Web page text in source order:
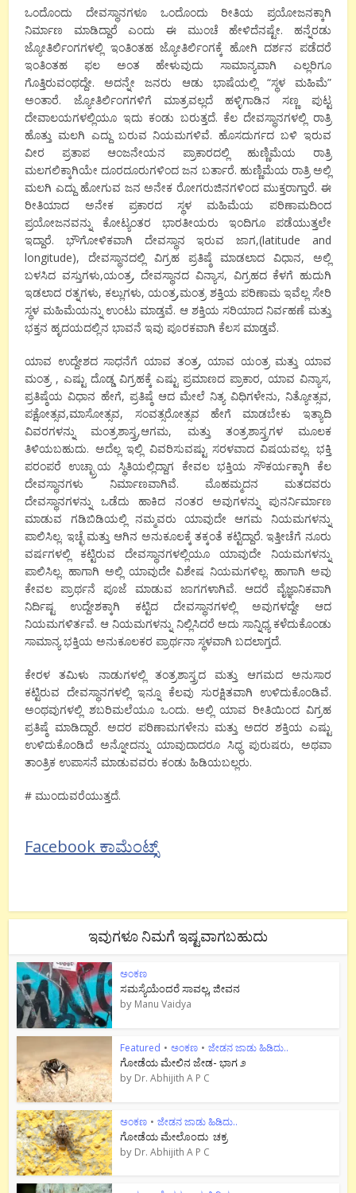
ಒಂದೊಂದು ದೇವಸ್ಥಾನಗಳೂ ಒಂದೊಂದು ರೀತಿಯ ಪ್ರಯೋಜನಕ್ಕಾಗಿ
ನಿರ್ಮಾಣ ಮಾಡಿದ್ದಾರೆ ಎಂದು ಈ ಮುಂಚೆ ಹೇಳಿದೆನಷ್ಟೇ. ಹನ್ನೆರಡು
ಜ್ಯೋತಿರ್ಲಿಂಗಗಳಲ್ಲಿ ಇಂತಿಂತಹ ಜ್ಯೋತಿರ್ಲಿಂಗಕ್ಕೆ ಹೋಗಿ ದರ್ಶನ ಪಡೆದರೆ
ಇಂತಿಂತಹ ಫಲ ಅಂತ ಹೇಳುವುದು ಸಾಮಾನ್ಯವಾಗಿ ಎಲ್ಲರಿಗೂ
ಗೊತ್ತಿರುವಂಥದ್ದೇ. ಅದನ್ನೇ ಜನರು ಆಡು ಭಾಷೆಯಲ್ಲಿ “ಸ್ಥಳ ಮಹಿಮೆ”
ಅಂತಾರೆ. ಜ್ಯೋತಿರ್ಲಿಂಗಗಳಿಗೆ ಮಾತ್ರವಲ್ಲದೆ ಹಳ್ಳಿಗಾಡಿನ ಸಣ್ಣ ಪುಟ್ಟ
ದೇವಾಲಯಗಳಲ್ಲಿಯೂ ಇದು ಕಂಡು ಬರುತ್ತದೆ. ಕೆಲ ದೇವಸ್ಥಾನಗಳಲ್ಲಿ ರಾತ್ರಿ
ಹೊತ್ತು ಮಲಗಿ ಎದ್ದು ಬರುವ ನಿಯಮಗಳಿವೆ. ಹೊಸದುರ್ಗದ ಬಳಿ ಇರುವ
ವೀರ ಪ್ರತಾಪ ಆಂಜನೇಯನ ಪ್ರಾಕಾರದಲ್ಲಿ ಹುಣ್ಣಿಮೆಯ ರಾತ್ರಿ
ಮಲಗಲಿಕ್ಕಾಗಿಯೇ ದೂರದೂರುಗಳಿಂದ ಜನ ಬರ್ತಾರೆ. ಹುಣ್ಣಿಮೆಯ ರಾತ್ರಿ ಅಲ್ಲಿ
ಮಲಗಿ ಎದ್ದು ಹೋಗುವ ಜನ ಅನೇಕ ರೋಗರುಜಿನಗಳಿಂದ ಮುಕ್ತರಾಗ್ತಾರೆ. ಈ
ರೀತಿಯಾದ ಅನೇಕ ಪ್ರಕಾರದ ಸ್ಥಳ ಮಹಿಮೆಯ ಪರಿಣಾಮದಿಂದ
ಪ್ರಯೋಜನವನ್ನು ಕೋಟ್ಯಂತರ ಭಾರತೀಯರು ಇಂದಿಗೂ ಪಡೆಯುತ್ತಲೇ
ಇದ್ದಾರೆ. ಭೌಗೋಳಿಕವಾಗಿ ದೇವಸ್ಥಾನ ಇರುವ ಜಾಗ,(latitude and
longitude), ದೇವಸ್ಥಾನದಲ್ಲಿ ವಿಗ್ರಹ ಪ್ರತಿಷ್ಠೆ ಮಾಡಲಾದ ವಿಧಾನ, ಅಲ್ಲಿ
ಬಳಸಿದ ವಸ್ತುಗಳು,ಯಂತ್ರ, ದೇವಸ್ಥಾನದ ವಿನ್ಯಾಸ, ವಿಗ್ರಹದ ಕೆಳಗೆ ಹುದುಗಿ
ಇಡಲಾದ ರತ್ನಗಳು, ಕಲ್ಲುಗಳು, ಯಂತ್ರ,ಮಂತ್ರ ಶಕ್ತಿಯ ಪರಿಣಾಮ ಇವೆಲ್ಲ ಸೇರಿ
ಸ್ಥಳ ಮಹಿಮೆಯನ್ನು ಉಂಟು ಮಾಡ್ತವೆ. ಆ ಶಕ್ತಿಯ ಸರಿಯಾದ ನಿರ್ವಹಣೆ ಮತ್ತು
ಭಕ್ತನ ಹೃದಯದಲ್ಲಿನ ಭಾವನೆ ಇವು ಪೂರಕವಾಗಿ ಕೆಲಸ ಮಾಡ್ತವೆ.
ಯಾವ ಉದ್ದೇಶದ ಸಾಧನೆಗೆ ಯಾವ ತಂತ್ರ, ಯಾವ ಯಂತ್ರ ಮತ್ತು ಯಾವ
ಮಂತ್ರ , ಎಷ್ಟು ದೊಡ್ಡ ವಿಗ್ರಹಕ್ಕೆ ಎಷ್ಟು ಪ್ರಮಾಣದ ಪ್ರಾಕಾರ, ಯಾವ ವಿನ್ಯಾಸ,
ಪ್ರತಿಷ್ಠೆಯ ವಿಧಾನ ಹೇಗೆ, ಪ್ರತಿಷ್ಠೆ ಆದ ಮೇಲೆ ನಿತ್ಯ ವಿಧಿಗಳೇನು, ನಿತ್ಯೋತ್ಸವ,
ಪಕ್ಷೋತ್ಸವ,ಮಾಸೋತ್ಸವ, ಸಂವತ್ಸರೋತ್ಸವ ಹೇಗೆ ಮಾಡಬೇಕು ಇತ್ಯಾದಿ
ವಿವರಗಳನ್ನು ಮಂತ್ರಶಾಸ್ತ್ರ,ಆಗಮ, ಮತ್ತು ತಂತ್ರಶಾಸ್ತ್ರಗಳ ಮೂಲಕ
ತಿಳಿಯಬಹುದು. ಅದೆಲ್ಲ ಇಲ್ಲಿ ವಿವರಿಸುವಷ್ಟು ಸರಳವಾದ ವಿಷಯವಲ್ಲ. ಭಕ್ತಿ
ಪರಂಪರೆ ಉಚ್ಛ್ರಾಯ ಸ್ಥಿತಿಯಲ್ಲಿದ್ದಾಗ ಕೇವಲ ಭಕ್ತಿಯ ಸೌಕರ್ಯಕ್ಕಾಗಿ ಕೆಲ
ದೇವಸ್ಥಾನಗಳು ನಿರ್ಮಾಣವಾಗಿವೆ. ಮೊಹಮ್ಮದನ ಮತದವರು
ದೇವಸ್ಥಾನಗಳನ್ನು ಒಡೆದು ಹಾಕಿದ ನಂತರ ಅವುಗಳನ್ನು ಪುನರ್ನಿರ್ಮಾಣ
ಮಾಡುವ ಗಡಿಬಿಡಿಯಲ್ಲಿ ನಮ್ಮವರು ಯಾವುದೇ ಆಗಮ ನಿಯಮಗಳನ್ನು
ಪಾಲಿಸಿಲ್ಲ. ಇಚ್ಛೆ ಮತ್ತು ಆಗಿನ ಅನುಕೂಲಕ್ಕೆ ತಕ್ಕಂತೆ ಕಟ್ಟಿದ್ದಾರೆ. ಇತ್ತೀಚೆಗೆ ನೂರು
ವರ್ಷಗಳಲ್ಲಿ ಕಟ್ಟಿರುವ ದೇವಸ್ಥಾನಗಳಲ್ಲಿಯೂ ಯಾವುದೇ ನಿಯಮಗಳನ್ನು
ಪಾಲಿಸಿಲ್ಲ. ಹಾಗಾಗಿ ಅಲ್ಲಿ ಯಾವುದೇ ವಿಶೇಷ ನಿಯಮಗಳಿಲ್ಲ. ಹಾಗಾಗಿ ಅವು
ಕೇವಲ ಪ್ರಾರ್ಥನೆ ಪೂಜೆ ಮಾಡುವ ಜಾಗಗಳಾಗಿವೆ. ಆದರೆ ವೈಜ್ಞಾನಿಕವಾಗಿ
ನಿರ್ದಿಷ್ಟ ಉದ್ದೇಶಕ್ಕಾಗಿ ಕಟ್ಟಿದ ದೇವಸ್ಥಾನಗಳಲ್ಲಿ ಅವುಗಳದ್ದೇ ಆದ
ನಿಯಮಗಳಿರ್ತವೆ. ಆ ನಿಯಮಗಳನ್ನು ನಿಲ್ಲಿಸಿದರೆ ಅದು ಸಾನ್ನಿಧ್ಯ ಕಳೆದುಕೊಂಡು
ಸಾಮಾನ್ಯ ಭಕ್ತಿಯ ಅನುಕೂಲಕರ ಪ್ರಾರ್ಥನಾ ಸ್ಥಳವಾಗಿ ಬದಲಾಗ್ತದೆ.
ಕೇರಳ ತಮಿಳು ನಾಡುಗಳಲ್ಲಿ ತಂತ್ರಶಾಸ್ತ್ರದ ಮತ್ತು ಆಗಮದ ಅನುಸಾರ
ಕಟ್ಟಿರುವ ದೇವಸ್ಥಾನಗಳಲ್ಲಿ ಇನ್ನೂ ಕೆಲವು ಸುರಕ್ಷಿತವಾಗಿ ಉಳಿದುಕೊಂಡಿವೆ.
ಅಂಥವುಗಳಲ್ಲಿ ಶಬರಿಮಲೆಯೂ ಒಂದು. ಅಲ್ಲಿ ಯಾವ ರೀತಿಯಿಂದ ವಿಗ್ರಹ
ಪ್ರತಿಷ್ಠೆ ಮಾಡಿದ್ದಾರೆ. ಅದರ ಪರಿಣಾಮಗಳೇನು ಮತ್ತು ಅದರ ಶಕ್ತಿಯ ಎಷ್ಟು
ಉಳಿದುಕೊಂಡಿದೆ ಅನ್ನೋದನ್ನು ಯಾವುದಾದರೂ ಸಿಧ್ಧ ಪುರುಷರು, ಅಥವಾ
ತಾಂತ್ರಿಕ ಉಪಾಸನೆ ಮಾಡುವವರು ಕಂಡು ಹಿಡಿಯಬಲ್ಲರು.
# ಮುಂದುವರೆಯುತ್ತದೆ.
Facebook ಕಾಮೆಂಟ್ಸ್
ಇವುಗಳೂ ನಿಮಗೆ ಇಷ್ಟವಾಗಬಹುದು
ಅಂಕಣ
ಸಮಸ್ಯೆಯೆಂದರೆ ಸಾವಲ್ಲ, ಜೀವನ
by Manu Vaidya
Featured • ಅಂಕಣ • ಜೇಡನ ಜಾಡು ಹಿಡಿದು..
ಗೋಡೆಯ ಮೇಲಿನ ಜೇಡ- ಭಾಗ ೨
by Dr. Abhijith A P C
ಅಂಕಣ • ಜೇಡನ ಜಾಡು ಹಿಡಿದು..
ಗೋಡೆಯ ಮೇಲೊಂದು ಚಕ್ರ
by Dr. Abhijith A P C